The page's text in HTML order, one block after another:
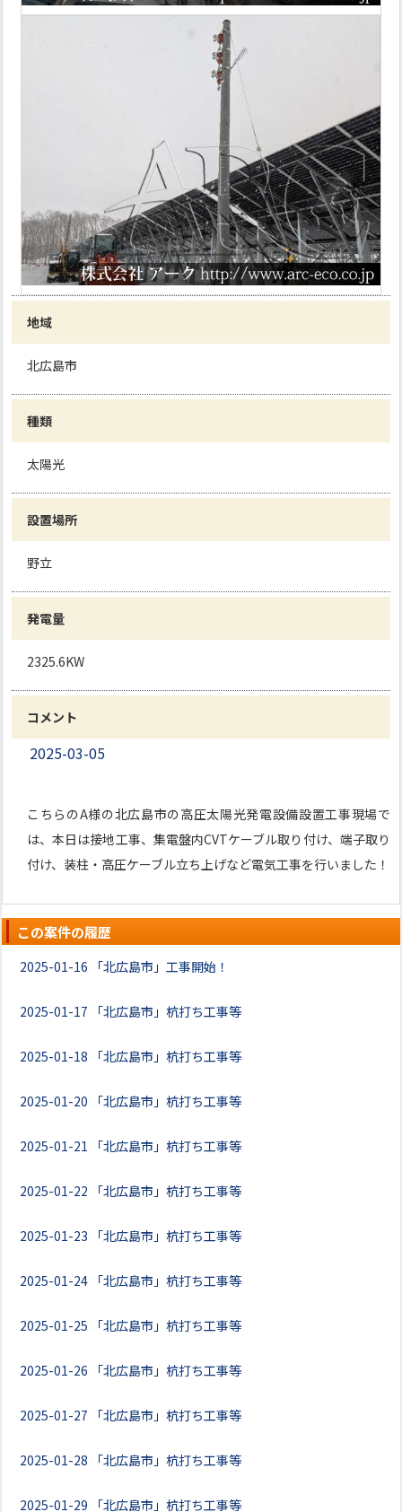
地域
北広島市
種類
太陽光
設置場所
野立
発電量
2325.6KW
コメント
2025-03-05
こちらのA様の北広島市の高圧太陽光発電設備設置工事現場で
は、本日は接地工事、集電盤内CVTケーブル取り付け、端子取り
付け、装柱・高圧ケーブル立ち上げなど電気工事を行いました！
この案件の履歴
2025-01-16 「北広島市」工事開始！
2025-01-17 「北広島市」杭打ち工事等
2025-01-18 「北広島市」杭打ち工事等
2025-01-20 「北広島市」杭打ち工事等
2025-01-21 「北広島市」杭打ち工事等
2025-01-22 「北広島市」杭打ち工事等
2025-01-23 「北広島市」杭打ち工事等
2025-01-24 「北広島市」杭打ち工事等
2025-01-25 「北広島市」杭打ち工事等
2025-01-26 「北広島市」杭打ち工事等
2025-01-27 「北広島市」杭打ち工事等
2025-01-28 「北広島市」杭打ち工事等
2025-01-29 「北広島市」杭打ち工事等